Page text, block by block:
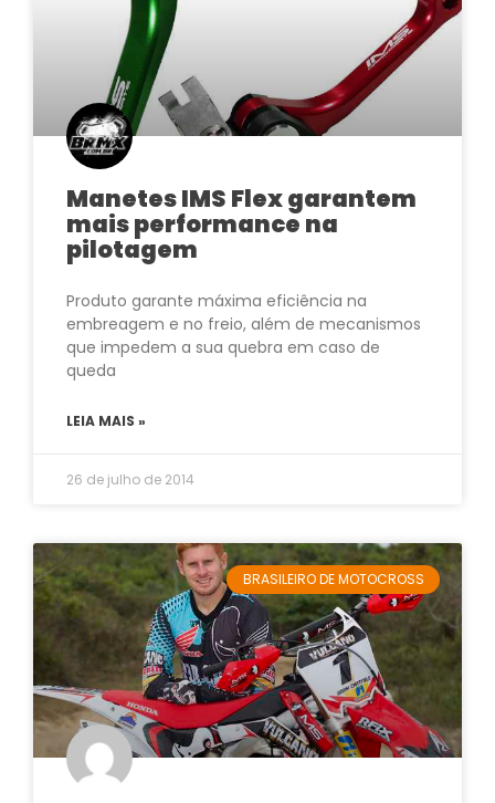
Manetes IMS Flex garantem
mais performance na
pilotagem
Produto garante máxima eficiência na
embreagem e no freio, além de mecanismos
que impedem a sua quebra em caso de
queda
LEIA MAIS »
26 de julho de 2014
BRASILEIRO DE MOTOCROSS